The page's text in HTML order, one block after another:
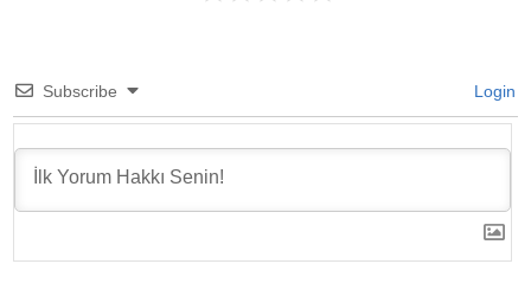
Subscribe Login